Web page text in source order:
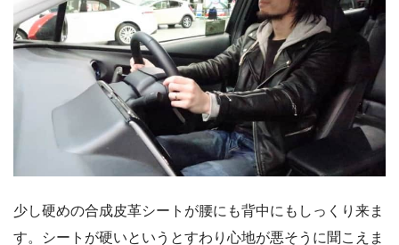
少し硬めの合成皮革シートが腰にも背中にもしっくり来ま
す。シートが硬いというとすわり心地が悪そうに聞こえま